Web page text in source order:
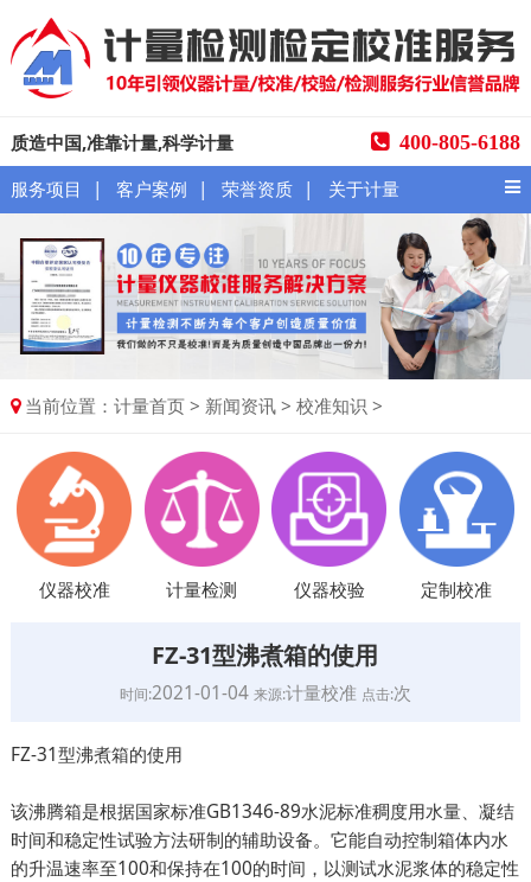
质造中国,准靠计量,科学计量 400-805-6188
服务项目 | 客户案例 | 荣誉资质 | 关于计量
当前位置：计量首页 > 新闻资讯 >校准知识 >
仪器校准 计量检测 仪器校验 定制校准
FZ-31型沸煮箱的使用
时间:2021-01-04 来源:计量校准 点击:次
FZ-31型沸煮箱的使用
该沸腾箱是根据国家标准GB1346-89水泥标准稠度用水量、凝结
时间和稳定性试验方法研制的辅助设备。它能自动控制箱体内水
的升温速率至100和保持在100的时间，以测试水泥浆体的稳定性